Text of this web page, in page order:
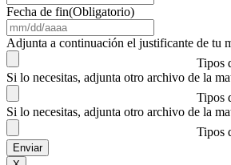
barra
DD
barra
AAAA
Fecha de fin(Obligatorio)
barra
AAAA
Adjunta a continuación el justificante de tu
Tipos
Si lo necesitas, adjunta otro archivo de la
Tipos
Si lo necesitas, adjunta otro archivo de la
Tipos